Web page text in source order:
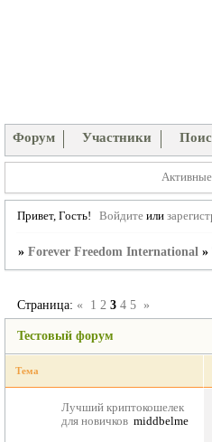
Форум Участники
Привет, Гость! Войдитеили
» Forever Freedom International »
Тестовый форум
Страница: « 1 2 3 4 5 »
Тема
Лучший криптокошелек
для новичков middbelme